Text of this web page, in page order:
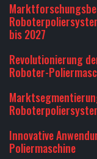
bis 2027
Revolutionierung
Roboter-
Innovative
Poliermaschine